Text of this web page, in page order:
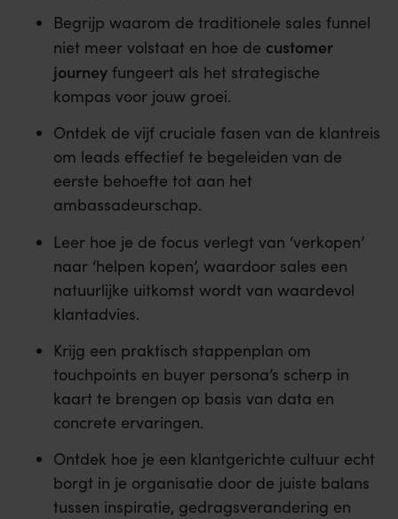
Begrijp waarom de traditionele sales funnel
niet meer volstaat en hoe de customer
journey fungeert als het strategische
kompas voor jouw groei.
Ontdek de vijf cruciale fasen van de klantreis
om leads effectief te begeleiden van de
eerste behoefte tot aan het
ambassadeurschap.
Leer hoe je de focus verlegt van ‘verkopen’
naar ‘helpen kopen’, waardoor sales een
natuurlijke uitkomst wordt van waardevol
klantadvies.
Krijg een praktisch stappenplan om
touchpoints en buyer persona’s scherp in
kaart te brengen op basis van data en
concrete ervaringen.
Ontdek hoe je een klantgerichte cultuur echt
borgt in je organisatie door de juiste balans
tussen inspiratie, gedragsverandering en